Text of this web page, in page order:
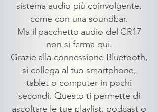
sistema audio più coinvolgente,
come con una soundbar.
Ma il pacchetto audio del CR17
non si ferma qui.
Grazie alla connessione Bluetooth,
si collega al tuo smartphone,
tablet o computer in pochi
secondi. Questo ti permette di
ascoltare le tue playlist, podcast o